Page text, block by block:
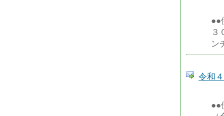
●●
３
ン
令和
●●